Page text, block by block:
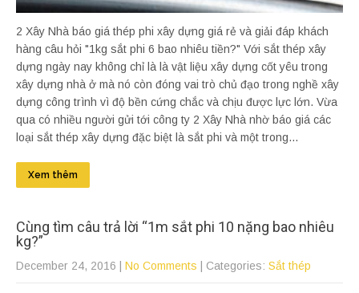
2 Xây Nhà báo giá thép phi xây dựng giá rẻ và giải đáp khách
hàng câu hỏi "1kg sắt phi 6 bao nhiêu tiền?" Với sắt thép xây
dựng ngày nay không chỉ là là vật liệu xây dựng cốt yêu trong
xây dựng nhà ở mà nó còn đóng vai trò chủ đạo trong nghề xây
dựng công trình vì độ bền cứng chắc và chịu được lực lớn. Vừa
qua có nhiều người gửi tới công ty 2 Xây Nhà nhờ báo giá các
loại sắt thép xây dựng đặc biệt là sắt phi và một trong...
Xem thêm
Cùng tìm câu trả lời “1m sắt phi 10 nặng bao nhiêu
kg?”
December 24, 2016 No Comments | Categories: Sắt thép